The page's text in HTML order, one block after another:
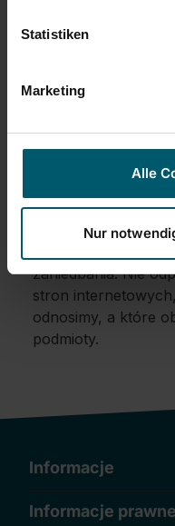
Statistiken
Marketing
Alle
Nur
możliwie najwyższą
Uchylamy się
bezpośrednio lub
strony w zakresie
zaniedbania. Nie
stron
odnosimy, a które
podmioty.
Informacje
Informacje prawne